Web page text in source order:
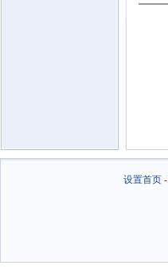
设置首页-